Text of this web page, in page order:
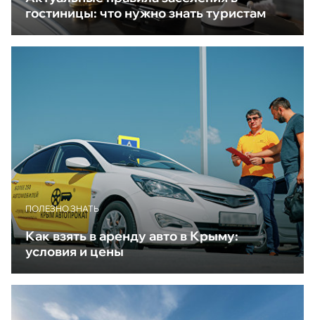
гостиницы: что нужно знать туристам
ПОЛЕЗНО ЗНАТЬ
Как взять в аренду авто в Крыму:
условия и цены